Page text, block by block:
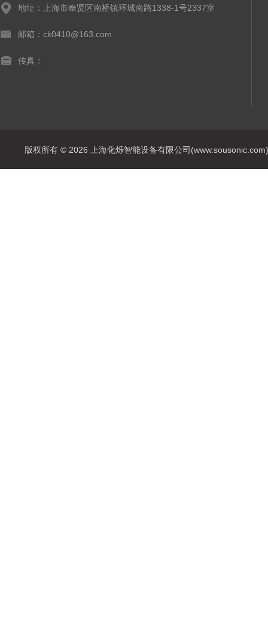
地址：上海市奉贤区南桥镇环城南路1338-1号2337室
邮箱：ck0410@163.com
传真：
版权所有 © 2026 上海化烁智能设备有限公司